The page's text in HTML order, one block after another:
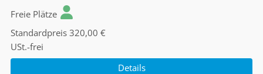
Freie Plätze
Standardpreis 320,00 €
USt.-frei
Details